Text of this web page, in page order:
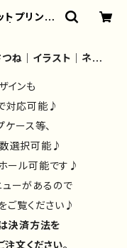
トプリント
ズ/人気/後
うさ
つね｜イラスト｜ネッ
｜一覧
インも
対応可能♪
ケース等、
数選択可能♪
ール可能です♪
ーがあるので
ご覧ください♪
決済方法を
注文ください。